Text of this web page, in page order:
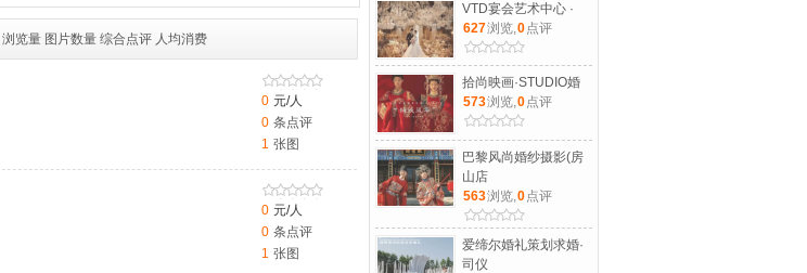
浏览量 图片数量 综合点评 人均消费
0 元/人
0 条点评
1 张图
0 元/人
0 条点评
1 张图
VTD宴会艺术中心 ·
627浏览, 0 点评
拾尚映画·STUDIO婚
573浏览,0点评
巴黎风尚婚纱摄影(房
山店
563浏览, 0 点评
爱缔尔婚礼策划求婚·
司仪